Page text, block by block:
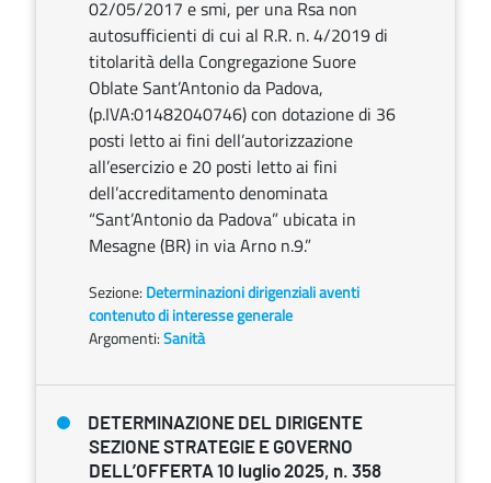
02/05/2017 e smi, per una Rsa non
autosufficienti di cui al R.R. n. 4/2019 di
titolarità della Congregazione Suore
Oblate Sant’Antonio da Padova,
(p.IVA:01482040746) con dotazione di 36
posti letto ai fini dell’autorizzazione
all’esercizio e 20 posti letto ai fini
dell’accreditamento denominata
“Sant’Antonio da Padova” ubicata in
Mesagne (BR) in via Arno n.9.”
Sezione: Determinazioni dirigenziali aventi
contenuto di interesse generale
Argomenti:Sanità
DETERMINAZIONE DEL DIRIGENTE
SEZIONE STRATEGIE E GOVERNO
DELL’OFFERTA 10 luglio 2025, n. 358